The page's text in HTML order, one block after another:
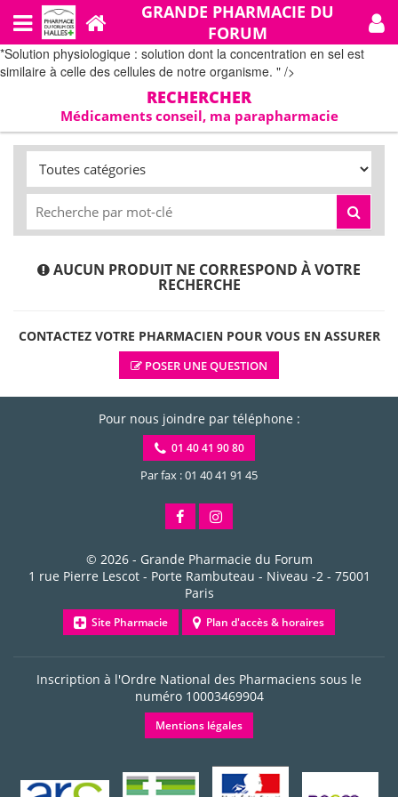
*Solution physiologique : solution dont la concentration en sel est
similaire à celle des cellules de notre organisme. " />
GRANDE PHARMACIE DU
FORUM
RECHERCHER
Médicaments conseil, ma parapharmacie
AUCUN PRODUIT NE CORRESPOND À VOTRE
RECHERCHE
CONTACTEZ VOTRE PHARMACIEN POUR VOUS EN ASSURER
POSER UNE QUESTION
Pour nous joindre par téléphone :
01 40 41 90 80
Par fax : 01 40 41 91 45
© 2026 - Grande Pharmacie du Forum
1 rue Pierre Lescot - Porte Rambuteau - Niveau -2 - 75001
Paris
Site Pharmacie Plan d'accès & horaires
Inscription à l'Ordre National des Pharmaciens sous le
numéro 10003469904
Mentions légales